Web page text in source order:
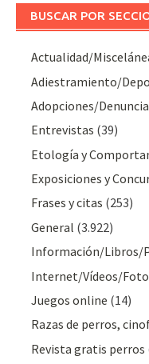
BUSCAR POR
Actualidad/
Adiestramiento/
Adopciones/
Entrevistas (39)
Etología y
Exposiciones y
Frases y citas (253)
General (3.922)
Información/Libros/
Internet/Vídeos/
Juegos online (14)
Razas de perros,
Revista gratis perros